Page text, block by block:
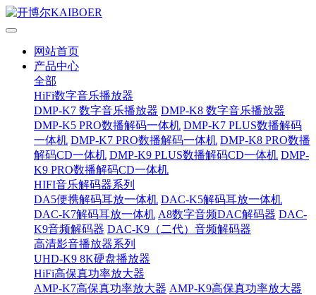
网站首页
产品中心
全部
HiFi数字音乐播放器
DMP-K7 数字音乐播放器 DMP-K8 数字音乐播放器
DMP-K5 PRO数播解码一体机 DMP-K7 PLUS数播解码
一体机 DMP-K7 PRO数播解码一体机 DMP-K8 PRO数播
解码CD一体机 DMP-K9 PLUS数播解码CD一体机 DMP-
K9 PRO数播解码CD一体机
HIFI音乐解码器系列
DA5便携解码耳放一体机 DAC-K5解码耳放一体机
DAC-K7解码耳放一体机 A8数字音频DAC解码器 DAC-
K9音频解码器 DAC-K9（二代）音频解码器
高清影音播放器系列
UHD-K9 8K硬盘播放器
HiFi高保真功率放大器
AMP-K7高保真功率放大器 AMP-K9高保真功率放大器